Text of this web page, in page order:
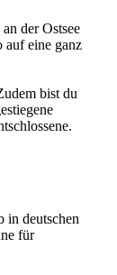
der Ostsee
auf eine ganz
bist du
in deutschen
für